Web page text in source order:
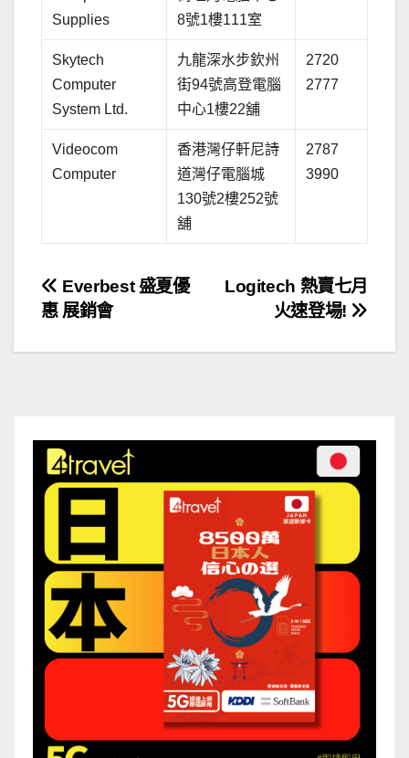
Supplies
8號1樓111室
Skytech
Computer
System Ltd.
九龍深水步欽州
街94號高登電腦
中心1樓22舖
2720
2777
Videocom
Computer
香港灣仔軒尼詩
道灣仔電腦城
130號2樓252號
舖
2787
3990
文
章
Logitech 熱賣七月
火速登場!
Everbest 盛夏優
惠 展銷會